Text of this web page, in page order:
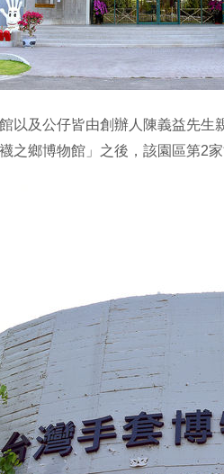
以及公仔皆由創辦人陳義益先生
之鄉博物館」之後，該園區第2家